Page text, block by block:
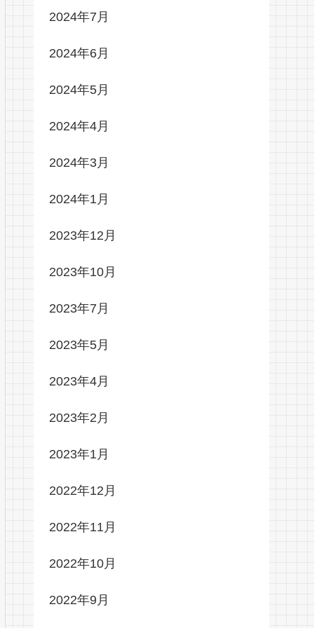
2024年7月
2024年6月
2024年5月
2024年4月
2024年3月
2024年1月
2023年12月
2023年10月
2023年7月
2023年5月
2023年4月
2023年2月
2023年1月
2022年12月
2022年11月
2022年10月
2022年9月